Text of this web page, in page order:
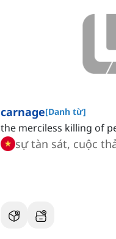
carnage[Danh từ]
the merciless killing of
sự tàn sát, cuộc